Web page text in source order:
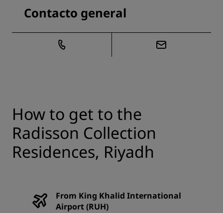
Contacto general
How to get to the
Radisson Collection
Residences, Riyadh
From King Khalid International
Airport (RUH)